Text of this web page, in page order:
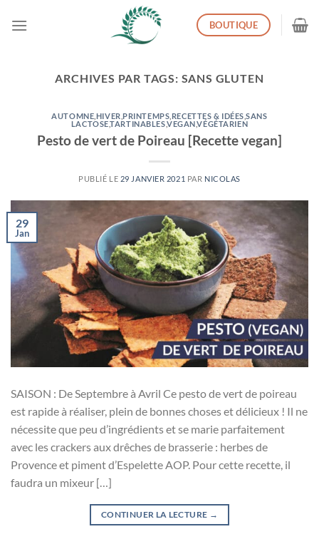
BOUTIQUE
ARCHIVES PAR TAGS: SANS GLUTEN
AUTOMNE HIVER PRINTEMPS RECETTES & IDÉES ,SANS
LACTOSE,TARTINABLES,VEGAN,VÉGÉTARIEN
Pesto de vert de Poireau [Recette vegan]
PUBLIÉ LE 29 JANVIER 2021 PAR NICOLAS
29
Jan
SAISON : De Septembre à Avril Ce pesto de vert de poireau
est rapide à réaliser, plein de bonnes choses et délicieux ! Il ne
nécessite que peu d’ingrédients et se marie parfaitement
avec les crackers aux drêches de brasserie : herbes de
Provence et piment d’Espelette AOP. Pour cette recette, il
faudra un mixeur […]
CONTINUER LA LECTURE →